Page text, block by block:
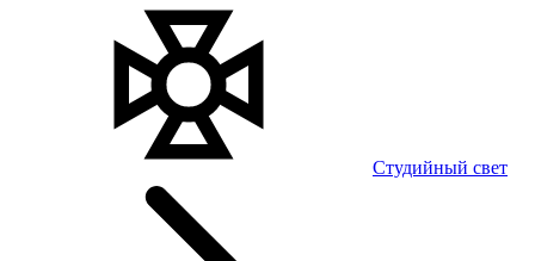
Студийный свет